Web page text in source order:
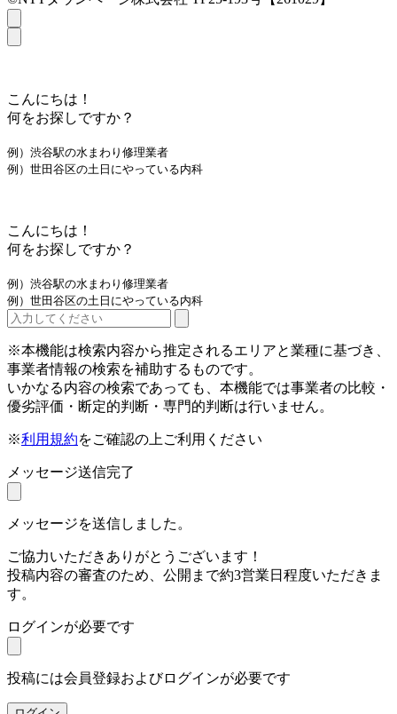
こんにちは！
何をお探しですか？
例）渋谷駅の水まわり修理業者
例）世田谷区の土日にやっている内科
こんにちは！
何をお探しですか？
例）渋谷駅の水まわり修理業者
例）世田谷区の土日にやっている内科
※本機能は検索内容から推定されるエリアと業種に基づき、
事業者情報の検索を補助するものです。
いかなる内容の検索であっても、本機能では事業者の比較・
優劣評価・断定的判断・専門的判断は行いません。
※利用規約をご確認の上ご利用ください
メッセージ送信完了
メッセージを送信しました。
ご協力いただきありがとうございます！
投稿内容の審査のため、公開まで約3営業日程度いただきま
す。
ログインが必要です
投稿には会員登録およびログインが必要です